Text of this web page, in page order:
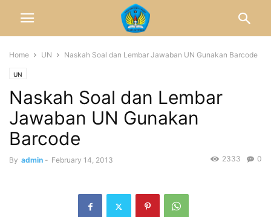
Home UN Naskah Soal dan Lembar Jawaban UN Gunakan Barcode
UN
Naskah Soal dan Lembar
Jawaban UN Gunakan
Barcode
By admin - February 14, 2013 0
2333